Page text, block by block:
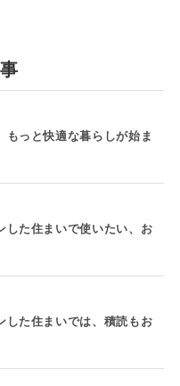
もっと快適な暮らしが始ま
した住まいで使いたい、お
した住まいでは、積読もお